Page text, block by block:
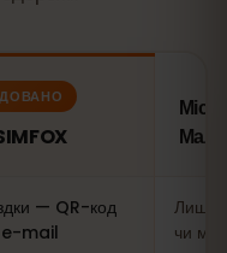
— QR-код
e-mail
Лише
чи